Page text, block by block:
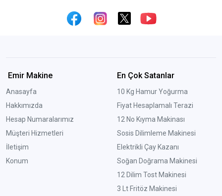
Emir Makine
Anasayfa
Hakkımızda
Hesap Numaralarımız
Müşteri Hizmetleri
İletişim
Konum
En Çok Satanlar
10 Kg Hamur Yoğurma
Fiyat Hesaplamalı Terazi
12 No Kıyma Makinası
Sosis Dilimleme Makinesi
Elektrikli Çay Kazanı
Soğan Doğrama Makinesi
12 Dilim Tost Makinesi
3 Lt Fritöz Makinesi